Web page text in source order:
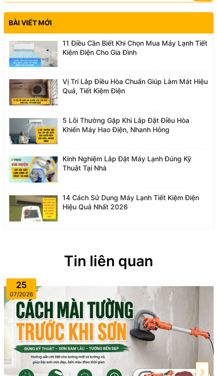
BÀI VIẾT MỚI
11 Điều Cần Biết Khi Chọn Mua Máy Lạnh Tiết
Kiệm Điện Cho Gia Đình
Vị Trí Lắp Điều Hòa Chuẩn Giúp Làm Mát Hiệu
Quả, Tiết Kiệm Điện
5 Lỗi Thường Gặp Khi Lắp Đặt Điều Hòa
Khiến Máy Hao Điện, Nhanh Hỏng
Kinh Nghiệm Lắp Đặt Máy Lạnh Đúng Kỹ
Thuật Tại Nhà
14 Cách Sử Dụng Máy Lạnh Tiết Kiệm Điện
Hiệu Quả Nhất 2026
Tin liên quan
25
07/2026